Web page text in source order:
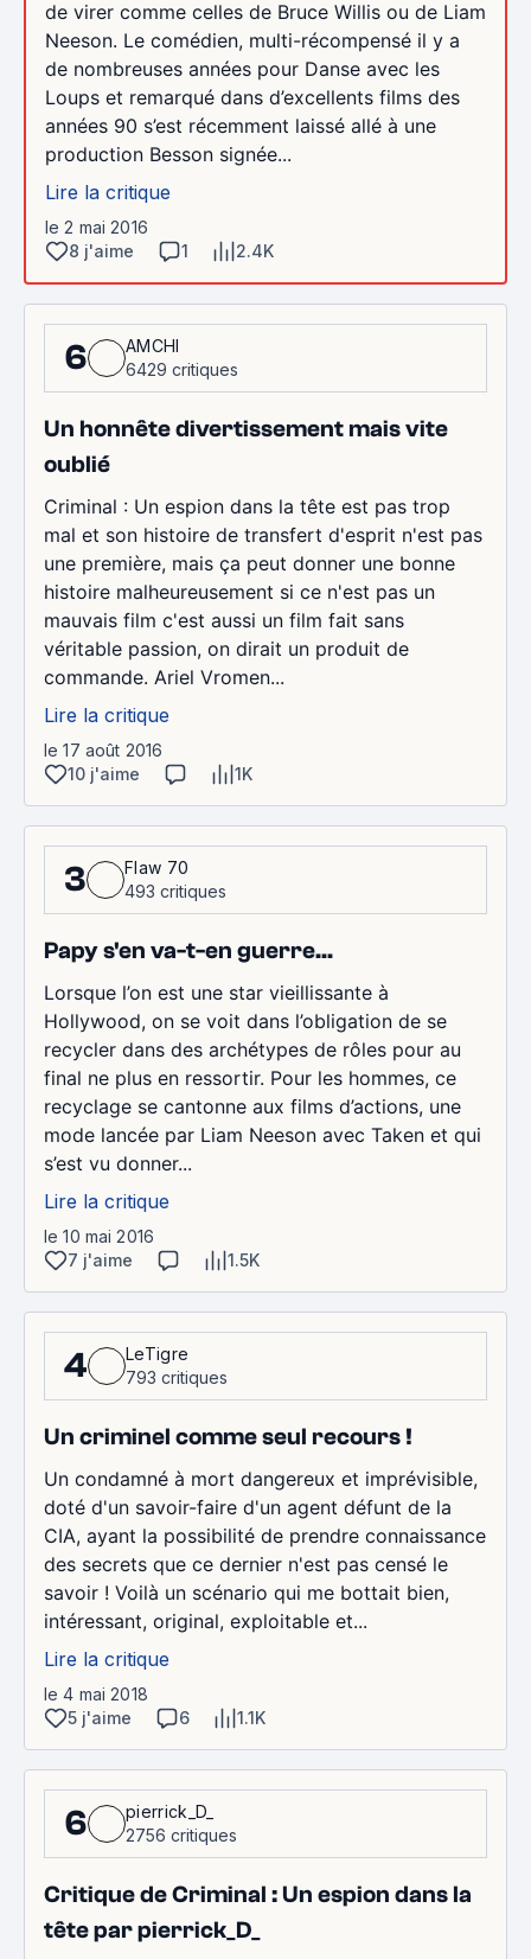
de virer comme celles de Bruce Willis ou de Liam
Neeson. Le comédien, multi-récompensé il y a
de nombreuses années pour Danse avec les
Loups et remarqué dans d’excellents films des
années 90 s’est récemment laissé allé à une
production Besson signée...
Lire la critique
le 2 mai 2016
8 j'aime
1 2.4K
6
AMCHI
6429 critiques
Un honnête divertissement mais vite
oublié
Criminal : Un espion dans la tête est pas trop
mal et son histoire de transfert d'esprit n'est pas
une première, mais ça peut donner une bonne
histoire malheureusement si ce n'est pas un
mauvais film c'est aussi un film fait sans
véritable passion, on dirait un produit de
commande. Ariel Vromen...
Lire la critique
le 17 août 2016
10 j'aime
1K
3
Flaw 70
493 critiques
Papy s'en va-t-en guerre...
Lorsque l’on est une star vieillissante à
Hollywood, on se voit dans l’obligation de se
recycler dans des archétypes de rôles pour au
final ne plus en ressortir. Pour les hommes, ce
recyclage se cantonne aux films d’actions, une
mode lancée par Liam Neeson avec Taken et qui
s’est vu donner...
Lire la critique
le 10 mai 2016
7 j'aime
1.5K
4
LeTigre
793 critiques
Un criminel comme seul recours !
Un condamné à mort dangereux et imprévisible,
doté d'un savoir-faire d'un agent défunt de la
CIA, ayant la possibilité de prendre connaissance
des secrets que ce dernier n'est pas censé le
savoir ! Voilà un scénario qui me bottait bien,
intéressant, original, exploitable et...
Lire la critique
le 4 mai 2018
5 j'aime
6 1.1K
6
pierrick_D_
2756 critiques
Critique de Criminal : Un espion dans la
tête par pierrick_D_